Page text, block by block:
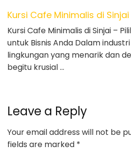
Kursi Cafe Minimalis di Sinjai
Kursi Cafe Minimalis di Sinjai –
untuk Bisnis Anda Dalam
lingkungan yang menarik dan
begitu krusial …
Leave a Reply
Your email address will not be
fields are marked *